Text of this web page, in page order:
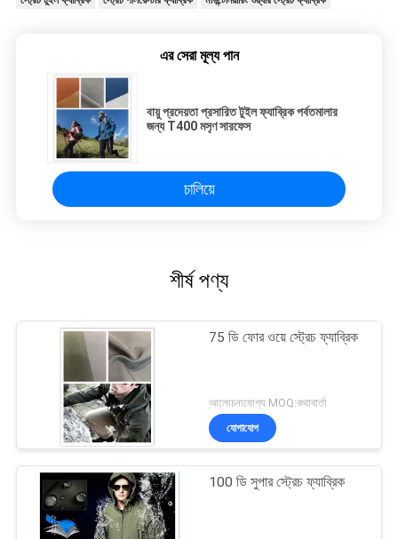
এর সেরা মূল্য পান
বায়ু প্রদেয়তা প্রসারিত টুইল ফ্যাব্রিক পর্বতমালার
জন্য T400 মসৃণ সারফেস
চালিয়ে
শীর্ষ পণ্য
75 ডি ফোর ওয়ে স্ট্রেচ ফ্যাব্রিক
আলোচনাযোগ্য MOQ:কথাবার্তা
যোগাযোগ
100 ডি সুপার স্ট্রেচ ফ্যাব্রিক